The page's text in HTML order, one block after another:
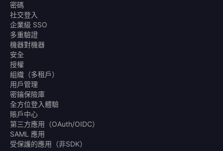
密碼
社交登入
企業級 SSO
多重驗證
機器對機器
安全
授權
組織（多租戶）
用戶管理
密鑰保險庫
全方位登入體驗
賬戶中心
第三方應用（OAuth/OIDC）
SAML 應用
受保護的應用（非SDK）